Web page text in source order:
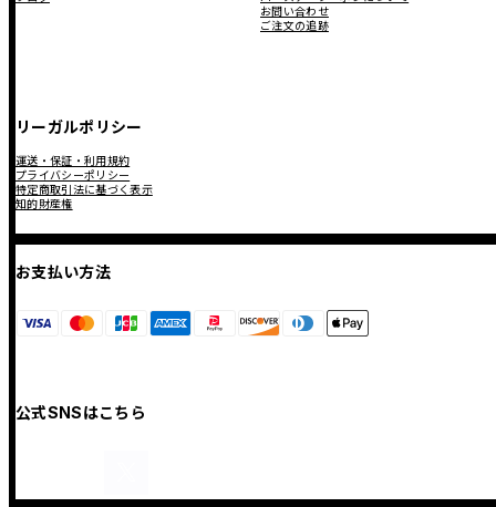
お問い合わせ
ご注文の追跡
リーガルポリシー
運送・保証・利用規約
プライバシーポリシー
特定商取引法に基づく表示
知的財産権
お支払い方法
公式SNSはこちら